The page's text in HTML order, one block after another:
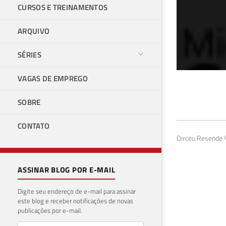
CURSOS E TREINAMENTOS
ARQUIVO
SÉRIES
VAGAS DE EMPREGO
SOBRE
CONTATO
ASSINAR BLOG POR E-MAIL
Digite seu endereço de e-mail para assinar
este blog e receber notificações de novas
publicações por e-mail.
12 de
Dirceu